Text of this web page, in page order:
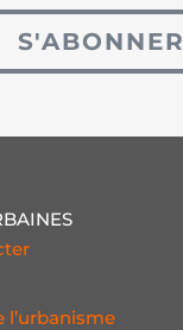
S'ABONNER
l’urbanisme